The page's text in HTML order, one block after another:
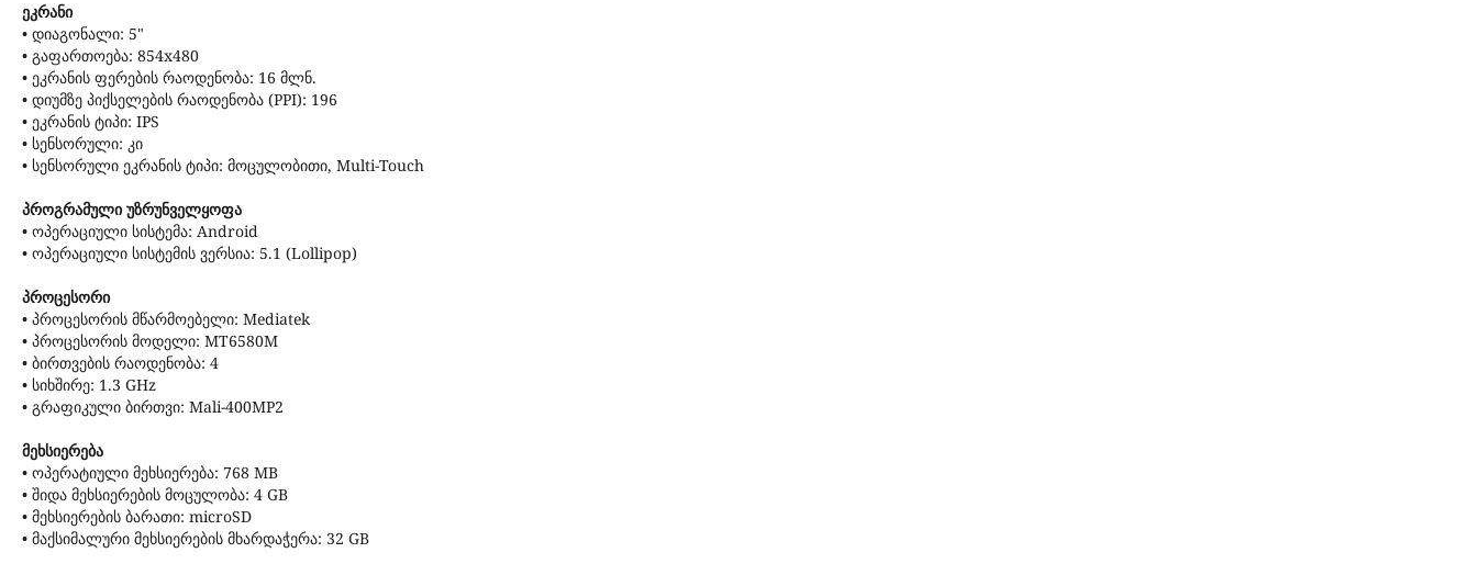
ეკრანი
• დიაგონალი: 5"
• გაფართოება: 854x480
• ეკრანის ფერების რაოდენობა: 16 მლნ.
• დიუმზე პიქსელების რაოდენობა (PPI): 196
• ეკრანის ტიპი: IPS
• სენსორული: კი
• სენსორული ეკრანის ტიპი: მოცულობითი, Multi-Touch
პროგრამული უზრუნველყოფა
• ოპერაციული სისტემა: Android
• ოპერაციული სისტემის ვერსია: 5.1 (Lollipop)
პროცესორი
• პროცესორის მწარმოებელი: Mediatek
• პროცესორის მოდელი: MT6580M
• ბირთვების რაოდენობა: 4
• სიხშირე: 1.3 GHz
• გრაფიკული ბირთვი: Mali-400MP2
მეხსიერება
• ოპერატიული მეხსიერება: 768 MB
• შიდა მეხსიერების მოცულობა: 4 GB
• მეხსიერების ბარათი: microSD
• მაქსიმალური მეხსიერების მხარდაჭერა: 32 GB